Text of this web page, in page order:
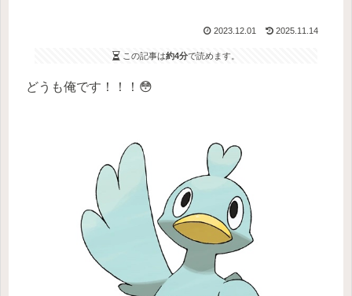
2023.12.01 2025.11.14
この記事は約4分で読めます。
どうも俺です！！！😳